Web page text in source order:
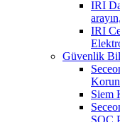
IRI
IRI
Güvenlik
Siem
SOC